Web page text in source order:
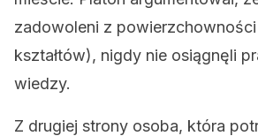
zadowoleni z
kształtów), nigdy nie osiągnęli
wiedzy.
Z drugiej strony osoba, która